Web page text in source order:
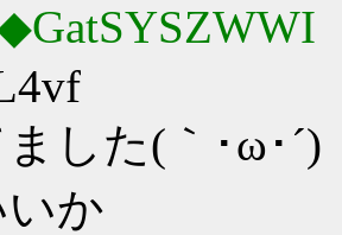
した(｀･ω･´)
いか